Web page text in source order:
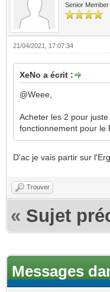
Senior Member
21/04/2021, 17:07:34
XeNo a écrit :
@Weee,
Acheter les 2 pour
fonctionnement pour le
D'ac je vais partir sur
Trouver
« Sujet
Messages